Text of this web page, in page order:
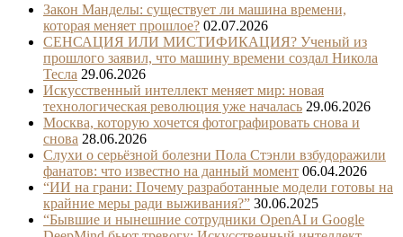
Закон Манделы: существует ли машина времени,
которая меняет прошлое? 02.07.2026
СЕНСАЦИЯ ИЛИ МИСТИФИКАЦИЯ? Ученый из
прошлого заявил, что машину времени создал Никола
Тесла 29.06.2026
Искусственный интеллект меняет мир: новая
технологическая революция уже началась 29.06.2026
Москва, которую хочется фотографировать снова и
снова 28.06.2026
Слухи о серьёзной болезни Пола Стэнли взбудоражили
фанатов: что известно на данный момент 06.04.2026
“ИИ на грани: Почему разработанные модели готовы на
крайние меры ради выживания?” 30.06.2025
“Бывшие и нынешние сотрудники OpenAI и Google